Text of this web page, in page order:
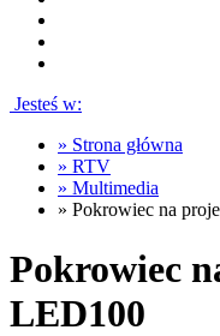
Jesteś w:
» Strona główna
» RTV
» Multimedia
» Pokrowiec na
Pokrowiec
LED100